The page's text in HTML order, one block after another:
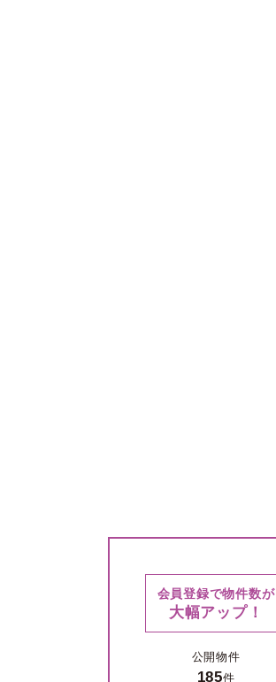
会員登録で物件数が
大幅アップ！
公開物件
185件